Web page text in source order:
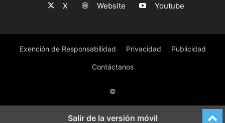
X Website Youtube
Exención de Responsabilidad Privacidad Publicidad
Contáctanos
©
Salir de la versión móvil